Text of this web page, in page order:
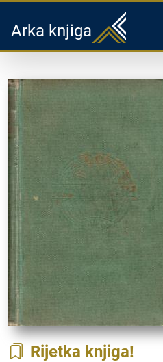
Arka knjiga
Rijetka knjiga